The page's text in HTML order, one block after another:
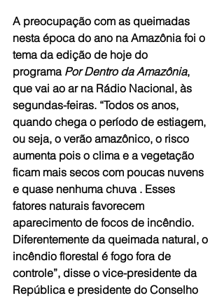
A preocupação com as queimadas
nesta época do ano na Amazônia foi o
tema da edição de hoje do
programa Por Dentro da Amazônia,
que vai ao ar na Rádio Nacional, às
segundas-feiras. “Todos os anos,
quando chega o período de estiagem,
ou seja, o verão amazônico, o risco
aumenta pois o clima e a vegetação
ficam mais secos com poucas nuvens
e quase nenhuma chuva . Esses
fatores naturais favorecem
aparecimento de focos de incêndio.
Diferentemente da queimada natural, o
incêndio florestal é fogo fora de
controle”, disse o vice-presidente da
República e presidente do Conselho